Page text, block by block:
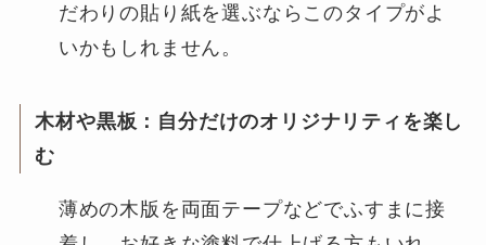
だわりの貼り紙を選ぶならこのタイプがよ
いかもしれません。
木材や黒板：自分だけのオリジナリティを楽し
む
薄めの木版を両面テープなどでふすまに接